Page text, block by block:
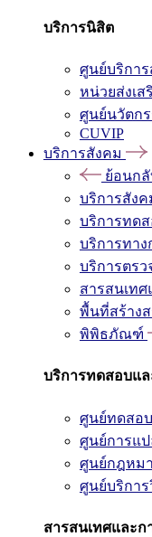
บริการนิสิต
ศูนย์บริกา
หน่วยส่งเ
ศูนย์นวัตกร
CUVIP
บริการสังคม
ย้อนกลั
บริการสังค
บริการทด
บริการทา
บริการตร
สารสนเท
พื้นที่สร้าง
พิพิธภัณฑ์
บริการทดสอบแ
ศูนย์ทดสอ
ศูนย์การแ
ศูนย์กฎหม
ศูนย์บริกา
สารสนเทศและก